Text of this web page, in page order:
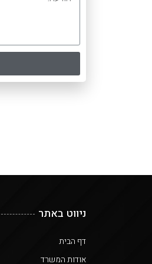
ניווט באתר
דף הבית
אודות המשרד